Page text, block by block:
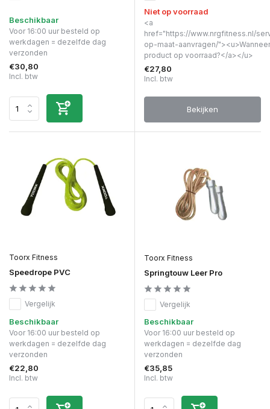
Beschikbaar
Voor 16:00 uur besteld op
werkdagen = dezelfde dag
verzonden
€30,80
Incl. btw
Niet op voorraad
<a
href="https://www.nrgfitness.nl/
op-maat-aanvragen/
product op voorraad?</a></u>
€27,80
Incl. btw
Bekijken
Toorx Fitness
Speedrope PVC
Vergelijk
Beschikbaar
Voor 16:00 uur besteld op
werkdagen = dezelfde dag
verzonden
€22,80
Incl. btw
Toorx Fitness
Springtouw Leer Pro
Vergelijk
Beschikbaar
Voor 16:00 uur besteld op
werkdagen = dezelfde dag
verzonden
€35,85
Incl. btw